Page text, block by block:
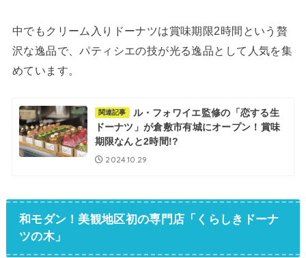
中でもクリーム入りドーナツは賞味期限2時間という贅
沢な逸品で、パティシエの技が光る逸品として人気を集
めています。
関連記事
ル・フォワイエ監修の「恋する生
ドーナツ」が倉敷市有城にオープン！賞味
期限なんと2時間!?
2024.10.29
和モダン！美観地区初の専門店「くらしきドーナ
ツの木」